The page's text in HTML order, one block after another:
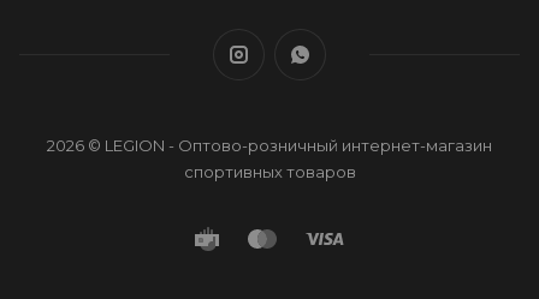
2026 © LEGION - Оптово-розничный интернет-магазин
спортивных товаров